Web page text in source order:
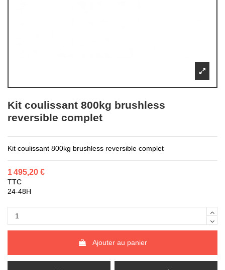
Kit coulissant 800kg brushless
reversible complet
Kit coulissant 800kg brushless reversible complet
1 495,20 €
TTC
24-48H
Ajouter au panier